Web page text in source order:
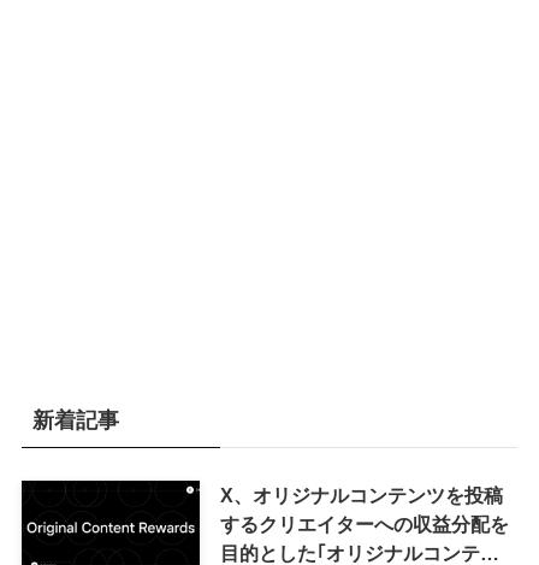
新着記事
X、オリジナルコンテンツを投稿
するクリエイターへの収益分配を
目的とした｢オリジナルコンテン